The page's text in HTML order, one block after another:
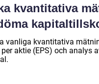
kvantitativa
vanliga kvantitativa
aktie (EPS) och analys